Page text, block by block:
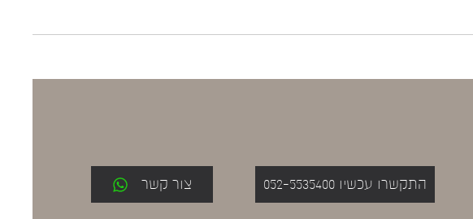
התקשרו עכשיו 052-5535400 צור קשר